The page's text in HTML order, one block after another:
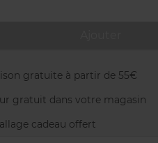
gratuite à partir de 55€
gratuit dans votre magasin
cadeau offert